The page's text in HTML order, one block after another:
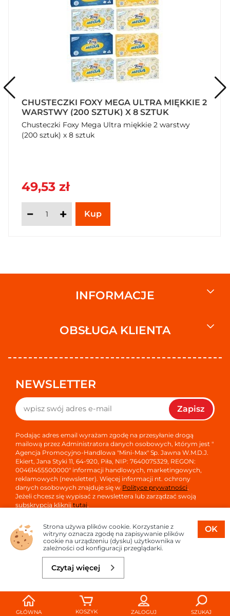
GŁÓWNA KOSZYK ZALOGUJ SZUKAJ
CHUSTECZKI FOXY MEGA ULTRA MIĘKKIE 2
WARSTWY (200 SZTUK) X 8 SZTUK
Chusteczki Foxy Mega Ultra miękkie 2 warstwy
(200 sztuk) x 8 sztuk
49,53 zł
INFORMACJE
OBSŁUGA KLIENTA
NEWSLETTER
Zapisz
Podając adres email wyrażam zgodę na przesyłanie drogą
mailową przez Administratora danych osobowych, którym jest "
Agencja Promocyjno-Handlowa "Mini-Max" Sp. Jawna W.M.D.J.
Ekiert, Jana Styki 11, 64-920, Piła, NIP: 7640075329, REGON:
00461455500000" informacji handlowych, marketingowych,
reklamowych (newsletter). Więcej informacji nt. ochrony
danych osobowych znajduje się w Polityce prywatności.
Jeżeli chcesz się wypisać z newslettera lub zarządzać swoją
subskrypcją kliknijtutaj.
Copyright © 2026
Oprogramowanie sklepu:
Projekt i strony:
OK
Strona używa plików cookie. Korzystanie z
witryny oznacza zgodę na zapisywanie plików
cookie na urządzeniu (dysku) użytkownika w
zależności od konfiguracji przeglądarki.
Czytaj więcej